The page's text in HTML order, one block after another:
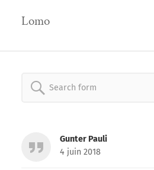
Lomo
Search
Gunter Pauli
4 juin 2018